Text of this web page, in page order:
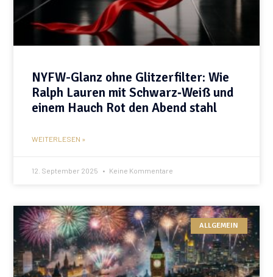
NYFW-Glanz ohne Glitzerfilter: Wie
Ralph Lauren mit Schwarz‑Weiß und
einem Hauch Rot den Abend stahl
WEITERLESEN »
12. September 2025 Keine Kommentare
ALLGEMEIN